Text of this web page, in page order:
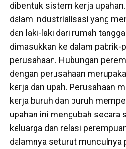
dibentuk sistem kerja
dalam industrialisasi yang
dan laki-laki dari rumah
dimasukkan ke dalam pabrik-
perusahaan. Hubungan
dengan perusahaan
kerja dan upah. Perusahaan
kerja buruh dan buruh
upahan ini mengubah secara
keluarga dan relasi
dalamnya seturut munculnya